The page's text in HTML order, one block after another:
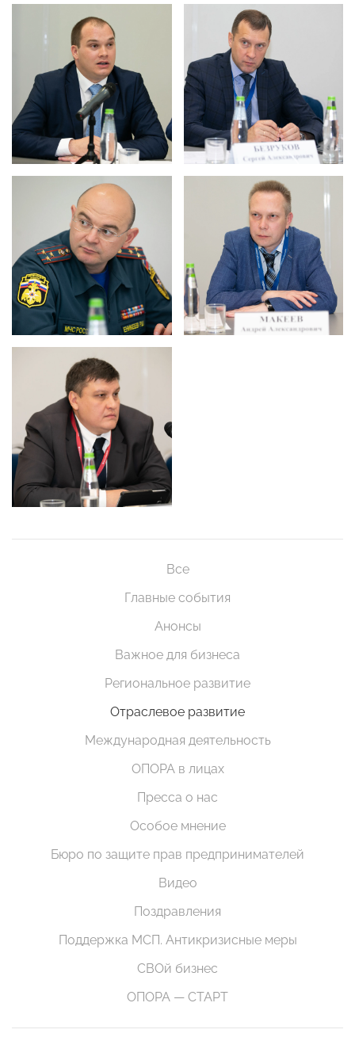
Все
Главные события
Анонсы
Важное для бизнеса
Региональное развитие
Отраслевое развитие
Международная деятельность
ОПОРА в лицах
Пресса о нас
Особое мнение
Бюро по защите прав предпринимателей
Видео
Поздравления
Поддержка МСП. Антикризисные меры
СВОй бизнес
ОПОРА — СТАРТ